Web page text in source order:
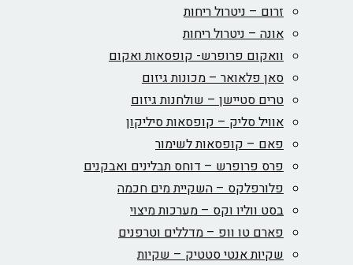
זרום – ניטרול ריחות
אונה – ניטרול ריחות
וואקום פרופרש- קופסאות ואקום
סאן פלאואר – מכונות גיזום
טרים סטיישן – שולחנות גיזום
אוויל סליק – קופסאות סיליקון
פאם – קופסאות לשימור
פרס פרופרש – דוחס תבלינים ואבקנים
פלורפלקס – השקיית מים חכמה
בסט ווליו וקס – מערכות מיצוי
פארם טו וופ – מדללים וטרפנים
שקיות אנטי סטטיק – שקיות